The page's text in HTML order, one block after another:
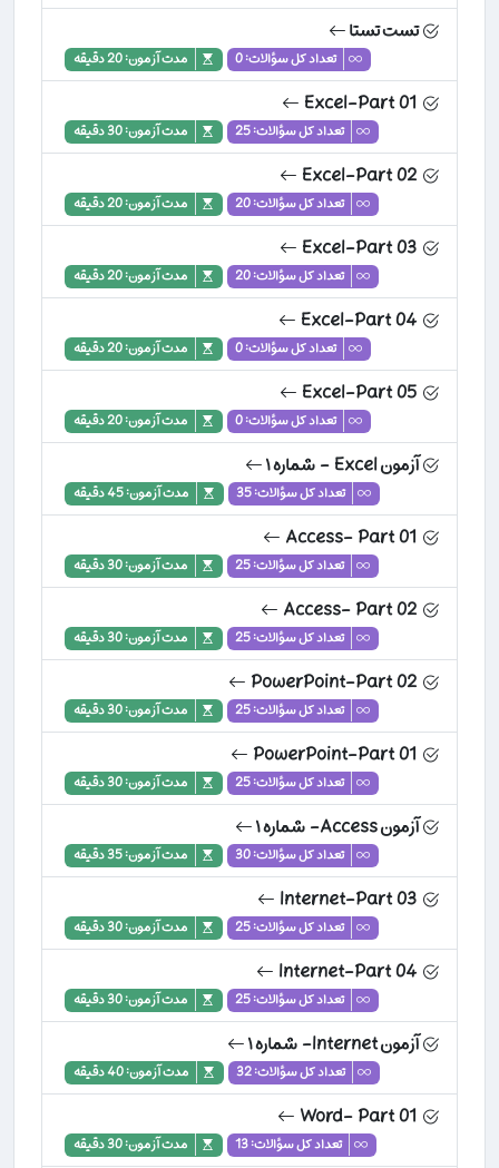
تست تستا
تعداد کل سؤالات: 0 مدت آزمون: 20 دقیقه
تعداد کل سؤالات: 25 مدت آزمون: 30 دقیقه
تعداد کل سؤالات: 20 مدت آزمون: 20 دقیقه
تعداد کل سؤالات: 20 مدت آزمون: 20 دقیقه
تعداد کل سؤالات: 0 مدت آزمون: 20 دقیقه
تعداد کل سؤالات: 0 مدت آزمون: 20 دقیقه
آزمون Excel - شماره ۱
تعداد کل سؤالات: 35 مدت آزمون: 45 دقیقه
تعداد کل سؤالات: 25 مدت آزمون: 30 دقیقه
تعداد کل سؤالات: 25 مدت آزمون: 30 دقیقه
تعداد کل سؤالات: 25 مدت آزمون: 30 دقیقه
تعداد کل سؤالات: 25 مدت آزمون: 30 دقیقه
آزمون Access- شماره ۱
تعداد کل سؤالات: 30 مدت آزمون: 35 دقیقه
تعداد کل سؤالات: 25 مدت آزمون: 30 دقیقه
تعداد کل سؤالات: 25 مدت آزمون: 30 دقیقه
آزمون Internet- شماره ۱
تعداد کل سؤالات: 32 مدت آزمون: 40 دقیقه
تعداد کل سؤالات: 13 مدت آزمون: 30 دقیقه